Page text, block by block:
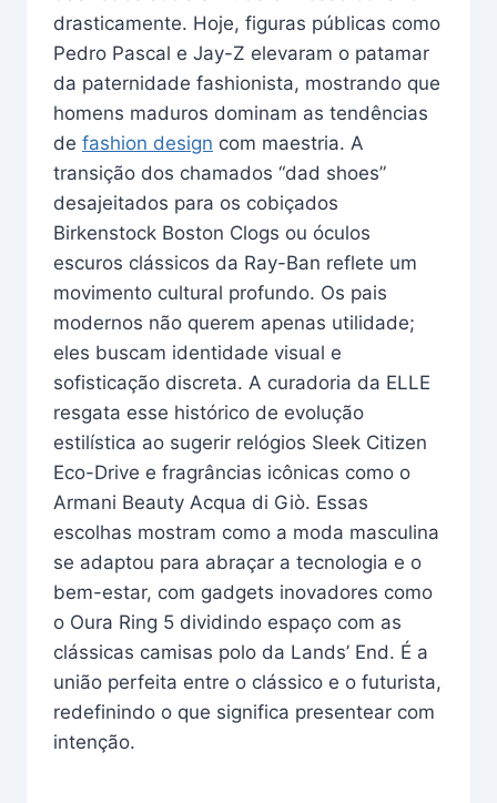
drasticamente. Hoje, figuras públicas como
Pedro Pascal e Jay-Z elevaram o patamar
da paternidade fashionista, mostrando que
homens maduros dominam as tendências
de fashion design com maestria. A
transição dos chamados “dad shoes”
desajeitados para os cobiçados
Birkenstock Boston Clogs ou óculos
escuros clássicos da Ray-Ban reflete um
movimento cultural profundo. Os pais
modernos não querem apenas utilidade;
eles buscam identidade visual e
sofisticação discreta. A curadoria da ELLE
resgata esse histórico de evolução
estilística ao sugerir relógios Sleek Citizen
Eco-Drive e fragrâncias icônicas como o
Armani Beauty Acqua di Giò. Essas
escolhas mostram como a moda masculina
se adaptou para abraçar a tecnologia e o
bem-estar, com gadgets inovadores como
o Oura Ring 5 dividindo espaço com as
clássicas camisas polo da Lands’ End. É a
união perfeita entre o clássico e o futurista,
redefinindo o que significa presentear com
intenção.